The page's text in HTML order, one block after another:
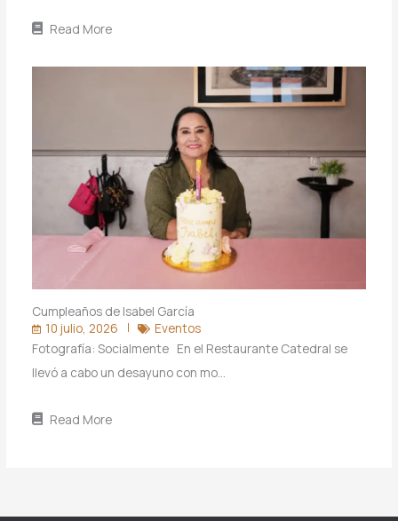
Read More
Cumpleaños de Isabel García
10 julio, 2026
Eventos
Fotografía: Socialmente En el Restaurante Catedral se
llevó a cabo un desayuno con mo…
Read More